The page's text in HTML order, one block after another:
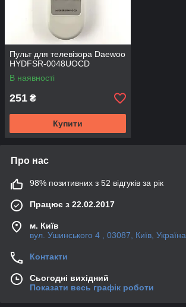
Пульт для телевізора Daewoo
HYDFSR-0048UOCD
В наявності
251 ₴
Купити
Про нас
98% позитивних з 52 відгуків за рік
Працює з 22.02.2017
м. Київ
вул. Ушинського 4 , 03087, Київ, Україна
Контакти
Сьогодні вихідний
Показати весь графік роботи